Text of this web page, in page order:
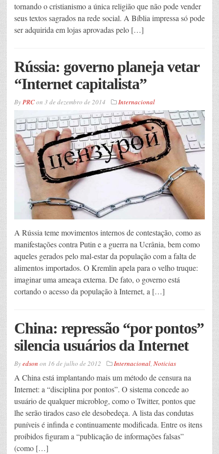
tornando o cristianismo a única religião que não pode vender
seus textos sagrados na rede social. A Bíblia impressa só pode
ser adquirida em lojas aprovadas pelo […]
Rússia: governo planeja vetar
“Internet capitalista”
By PRCon 3 de dezembro de 2014 Internacional
A Rússia teme movimentos internos de contestação, como as
manifestações contra Putin e a guerra na Ucrânia, bem como
aqueles gerados pelo mal-estar da população com a falta de
alimentos importados. O Kremlin apela para o velho truque:
imaginar uma ameaça externa. De fato, o governo está
cortando o acesso da população à Internet, a […]
China: repressão “por pontos”
silencia usuários da Internet
Byedson on 16 de julho de 2012 Internacional, Noticias
A China está implantando mais um método de censura na
Internet: a “disciplina por pontos”. O sistema concede ao
usuário de qualquer microblog, como o Twitter, pontos que
lhe serão tirados caso ele desobedeça. A lista das condutas
puníveis é infinda e continuamente modificada. Entre os itens
proibidos figuram a “publicação de informações falsas”
(como […]